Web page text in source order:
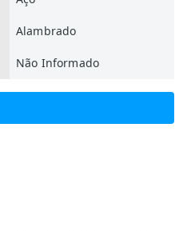
Alambrado
Não Informado